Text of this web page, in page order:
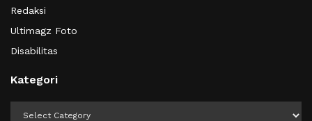
Redaksi
Ultimagz Foto
Disabilitas
Kategori